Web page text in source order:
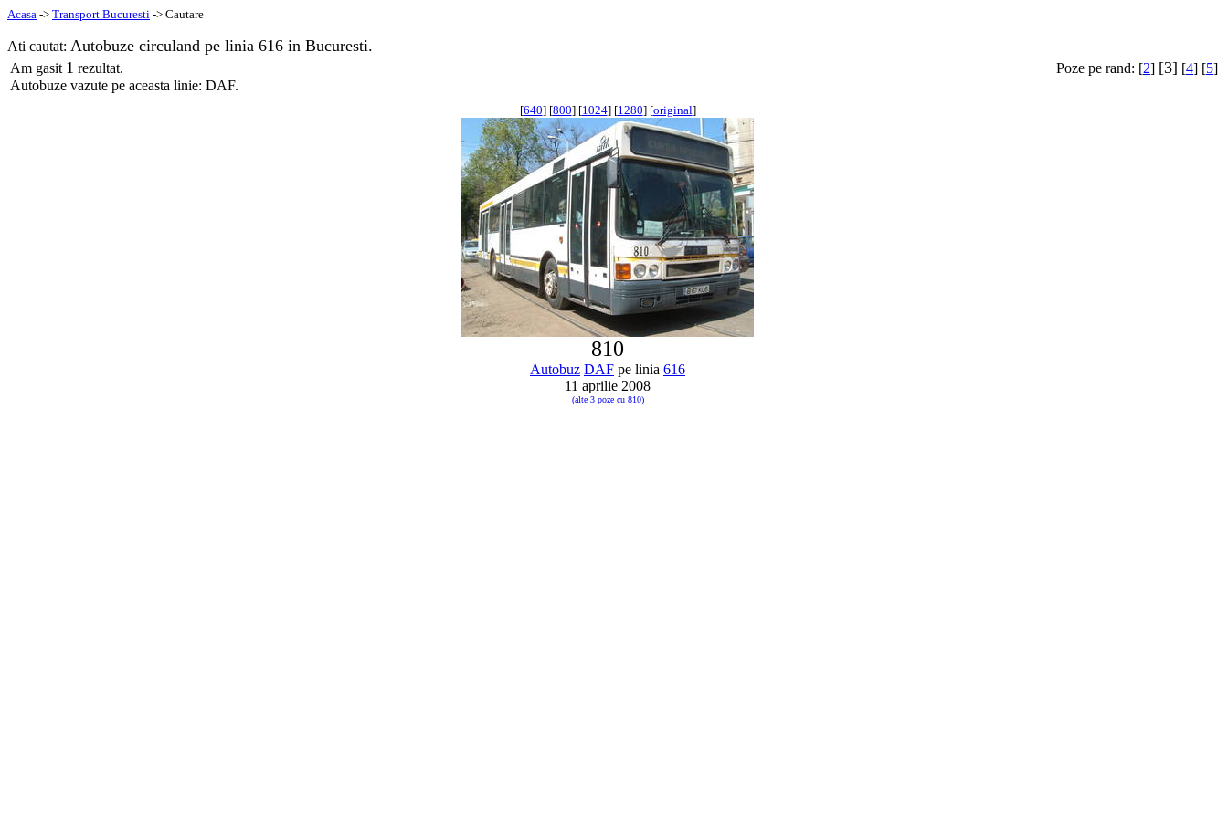
Acasa -> Transport Bucuresti -> Cautare
Ati cautat: Autobuze circuland pe linia 616 in Bucuresti.
Am gasit 1 rezultat.
Autobuze vazute pe aceasta linie: DAF.
Poze pe rand: [2] [3] [4] [5]
[640] [800] [1024] [1280] [original]
810
Autobuz DAF pe linia 616
11 aprilie 2008
(alte 3 poze cu 810)